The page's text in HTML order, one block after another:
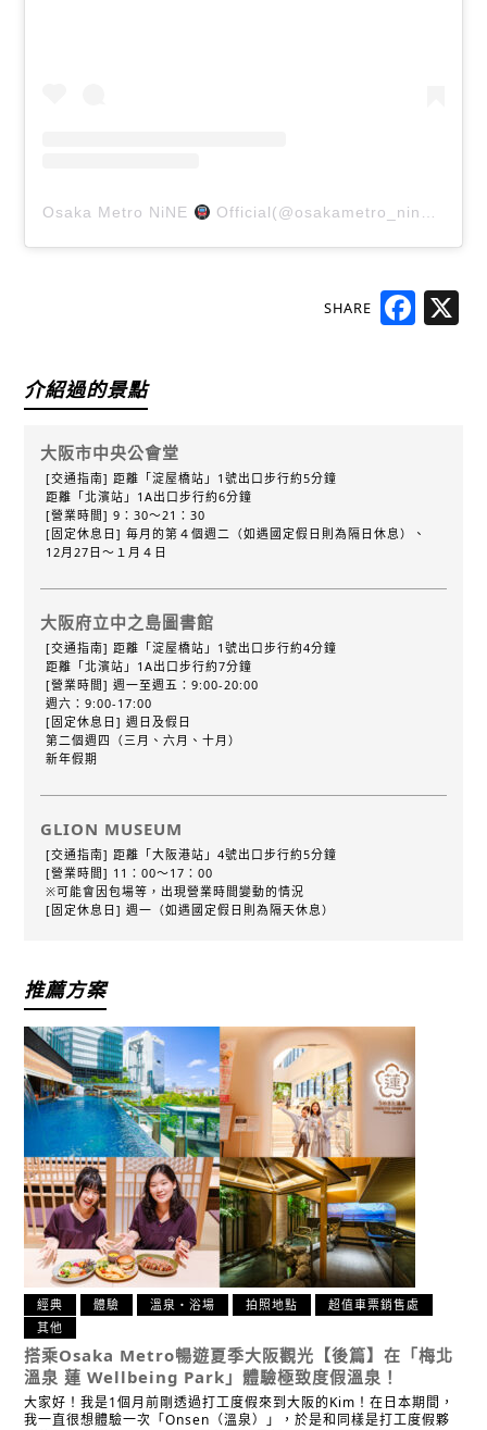
Osaka Metro NiNE Official(@osakametro_nine)がシェアした投稿
SHARE
介紹過的景點
大阪市中央公會堂
[交通指南] 距離「淀屋橋站」1號出口步行約5分鐘
距離「北濱站」1A出口步行約6分鐘
[營業時間] 9：30～21：30
[固定休息日] 毎月的第４個週二（如遇國定假日則為隔日休息）、
12月27日～１月４日
大阪府立中之島圖書館
[交通指南] 距離「淀屋橋站」1號出口步行約4分鐘
距離「北濱站」1A出口步行約7分鐘
[營業時間] 週一至週五：9:00-20:00
週六：9:00-17:00
[固定休息日] 週日及假日
第二個週四（三月、六月、十月）
新年假期
GLION MUSEUM
[交通指南] 距離「大阪港站」4號出口步行約5分鐘
[營業時間] 11：00～17：00
※可能會因包場等，出現營業時間變動的情況
[固定休息日] 週一（如遇國定假日則為隔天休息）
推薦方案
經典 體驗 溫泉・浴場 拍照地點
超值車票銷售處
其他
搭乘Osaka Metro暢遊夏季大阪觀光【後篇】在「梅北
溫泉 蓮 Wellbeing Park」體驗極致度假溫泉！
大家好！我是1個月前剛透過打工度假來到大阪的Kim！在日本期間，
我一直很想體驗一次「Onsen（溫泉）」，於是和同樣是打工度假夥